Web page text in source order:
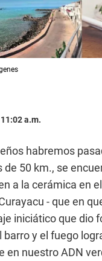
a.m.
habremos
de 50 km., se
a la cerámica en
- que en
iniciático que dio
y el fuego
en nuestro ADN